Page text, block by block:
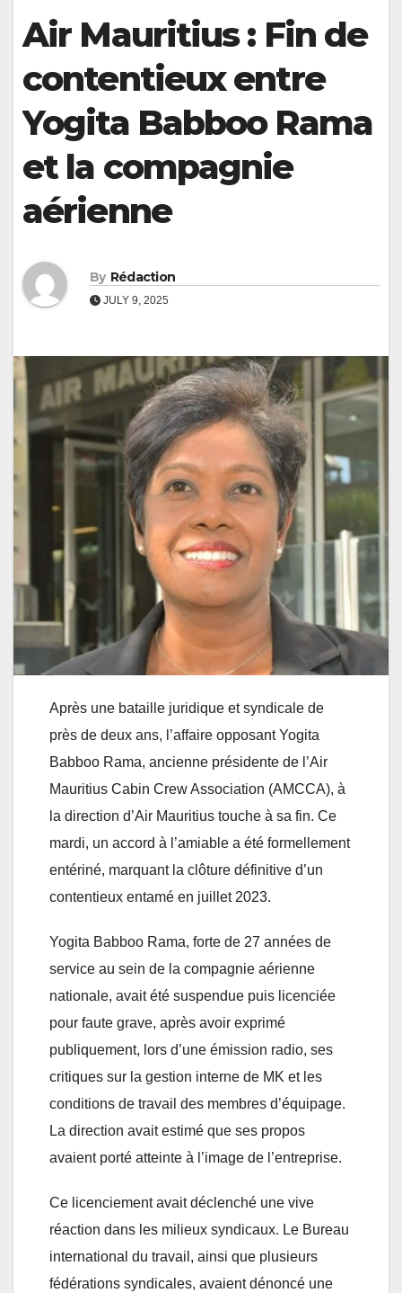
Air Mauritius : Fin de
contentieux entre
Yogita Babboo Rama
et la compagnie
aérienne
By Rédaction
JULY 9, 2025
Après une bataille juridique et syndicale de
près de deux ans, l’affaire opposant Yogita
Babboo Rama, ancienne présidente de l’Air
Mauritius Cabin Crew Association (AMCCA), à
la direction d’Air Mauritius touche à sa fin. Ce
mardi, un accord à l’amiable a été formellement
entériné, marquant la clôture définitive d’un
contentieux entamé en juillet 2023.
Yogita Babboo Rama, forte de 27 années de
service au sein de la compagnie aérienne
nationale, avait été suspendue puis licenciée
pour faute grave, après avoir exprimé
publiquement, lors d’une émission radio, ses
critiques sur la gestion interne de MK et les
conditions de travail des membres d’équipage.
La direction avait estimé que ses propos
avaient porté atteinte à l’image de l’entreprise.
Ce licenciement avait déclenché une vive
réaction dans les milieux syndicaux. Le Bureau
international du travail, ainsi que plusieurs
fédérations syndicales, avaient dénoncé une